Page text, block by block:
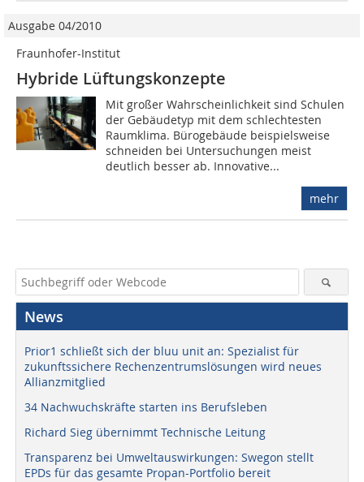
Ausgabe 04/2010
Fraunhofer-Institut
Hybride Lüftungskonzepte
Mit großer Wahrscheinlichkeit sind Schulen
der Gebäudetyp mit dem schlechtesten
Raumklima. Bürogebäude beispielsweise
schneiden bei Untersuchungen meist
deutlich besser ab. Innovative...
mehr
News
Prior1 schließt sich der bluu unit an: Spezialist für
zukunftssichere Rechenzentrumslösungen wird neues
Allianzmitglied
34 Nachwuchskräfte starten ins Berufsleben
Richard Sieg übernimmt Technische Leitung
Transparenz bei Umweltauswirkungen: Swegon stellt
EPDs für das gesamte Propan-Portfolio bereit